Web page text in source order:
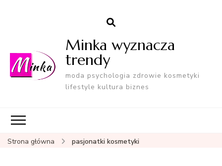
Minka wyznacza
trendy
moda psychologia zdrowie kosmetyki
lifestyle kultura biznes
Strona główna pasjonatki kosmetyki